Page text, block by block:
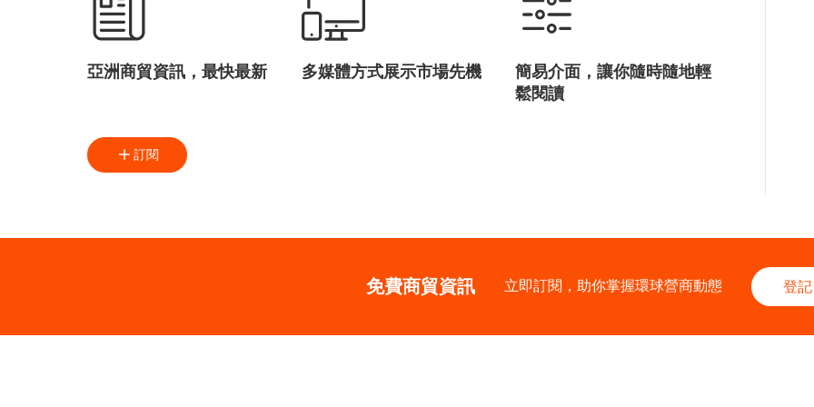
亞洲商貿資訊，最快最新 多媒體方式展示市場先機
簡易介面，讓你隨時隨地輕
鬆閱讀
訂閱
免費商貿資訊 立即訂閱，助你掌握環球營商動態 登記